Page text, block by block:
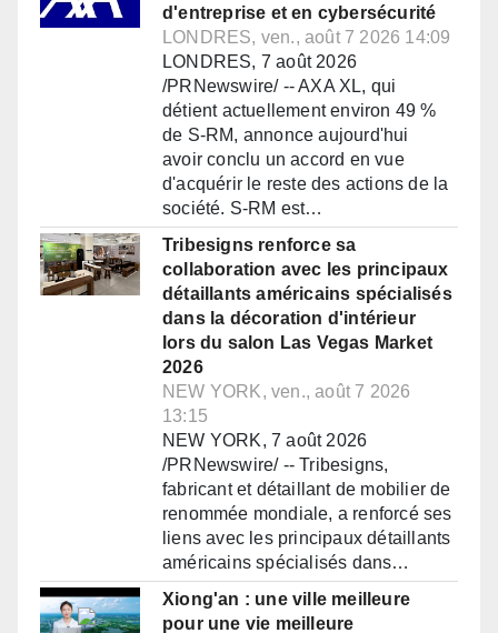
d'entreprise et en cybersécurité
LONDRES, ven., août 7 2026 14:09
LONDRES, 7 août 2026
/PRNewswire/ -- AXA XL, qui
détient actuellement environ 49 %
de S-RM, annonce aujourd'hui
avoir conclu un accord en vue
d'acquérir le reste des actions de la
société. S-RM est…
Tribesigns renforce sa
collaboration avec les principaux
détaillants américains spécialisés
dans la décoration d'intérieur
lors du salon Las Vegas Market
2026
NEW YORK, ven., août 7 2026
13:15
NEW YORK, 7 août 2026
/PRNewswire/ -- Tribesigns,
fabricant et détaillant de mobilier de
renommée mondiale, a renforcé ses
liens avec les principaux détaillants
américains spécialisés dans…
Xiong'an : une ville meilleure
pour une vie meilleure